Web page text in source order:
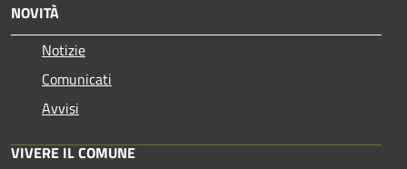
NOVITÀ
Notizie
Comunicati
Avvisi
VIVERE IL COMUNE